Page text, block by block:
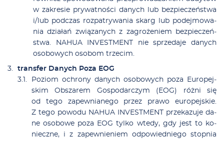
w za­kre­sie pry­wat­no­ści da­nych lub bez­pie­czeń­stwa
i/lub pod­czas roz­pa­try­wa­nia skarg lub po­dej­mo­wa­
nia dzia­łań zwią­za­nych z za­gro­że­niem bez­pie­czeń­
stwa. NAHUA INVESTMENT nie sprze­da­je da­nych
oso­bo­wych oso­bom trze­cim.
trans­fer Da­nych Po­za EOG
Po­ziom ochro­ny da­nych oso­bo­wych po­za Eu­ro­pej­
skim Ob­sza­rem Go­spo­dar­czym (EOG) róż­ni się
od te­go za­pew­nia­ne­go przez pra­wo eu­ro­pej­skie.
Z te­go po­wo­du NAHUA INVESTMENT prze­ka­zu­je da­
ne oso­bo­we po­za EOG tyl­ko wte­dy, gdy jest to ko­
niecz­ne, i z za­pew­nie­niem od­po­wied­nie­go stop­nia